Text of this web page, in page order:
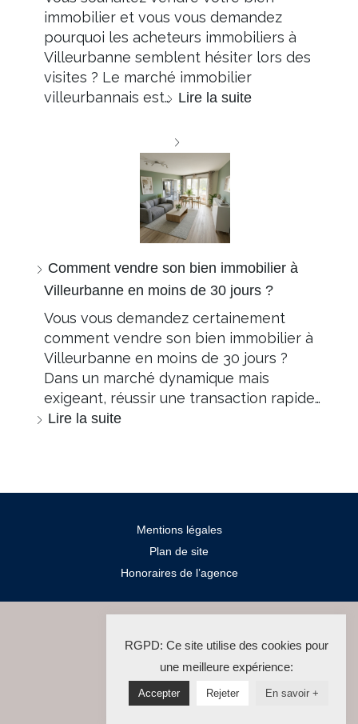
immobilier et vous vous demandez
pourquoi les acheteurs immobiliers à
Villeurbanne semblent hésiter lors des
visites ? Le marché immobilier
villeurbannais est… Lire la suite
Comment vendre son bien immobilier à
Villeurbanne en moins de 30 jours ?
Vous vous demandez certainement
comment vendre son bien immobilier à
Villeurbanne en moins de 30 jours ?
Dans un marché dynamique mais
exigeant, réussir une transaction rapide…
Lire la suite
Mentions légales
Plan de site
Honoraires de l’agence
La Solution Immo
RGPD: Ce site utilise des cookies pour
une meilleure expérience:
Accepter Rejeter En savoir +